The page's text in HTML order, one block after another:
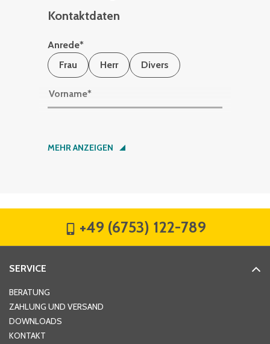
Kontaktdaten
Anrede*
Frau
Herr Divers
Vorname*
Nachname*
Hausnummer
MEHR ANZEIGEN
+49 (6753) 122-789
SERVICE
BERATUNG
ZAHLUNG UND VERSAND
DOWNLOADS
KONTAKT